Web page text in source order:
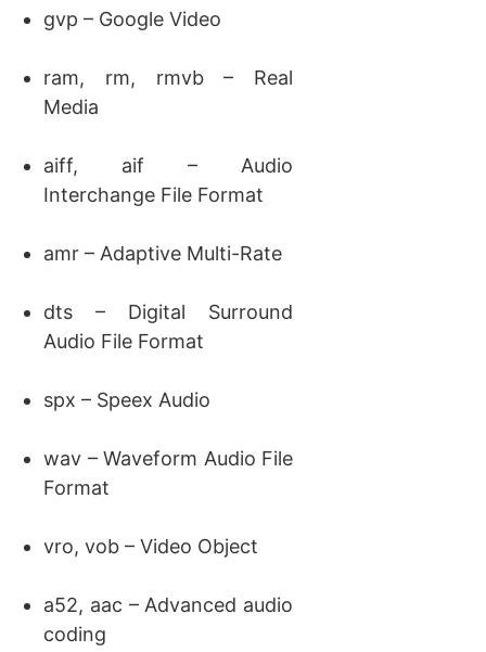
gvp – Google Video
ram, rm, rmvb – Real
Media
aiff, aif – Audio
Interchange File Format
amr – Adaptive Multi-Rate
dts – Digital Surround
Audio File Format
spx – Speex Audio
wav – Waveform Audio File
Format
vro, vob – Video Object
a52, aac – Advanced audio
coding